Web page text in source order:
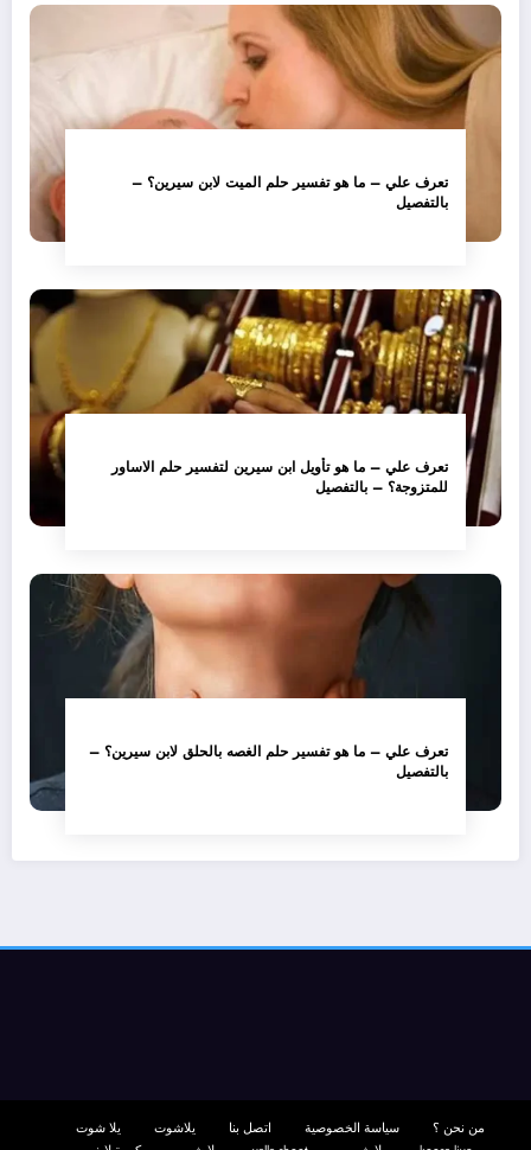
تعرف علي – ما هو تفسير حلم الميت لابن سيرين؟ –
بالتفصيل
تعرف علي – ما هو تأويل ابن سيرين لتفسير حلم الاساور
للمتزوجة؟ – بالتفصيل
تعرف علي – ما هو تفسير حلم الغصه بالحلق لابن سيرين؟ –
بالتفصيل
من نحن ؟ سياسة الخصوصية اتصل بنا يلاشوت
يلا شوت